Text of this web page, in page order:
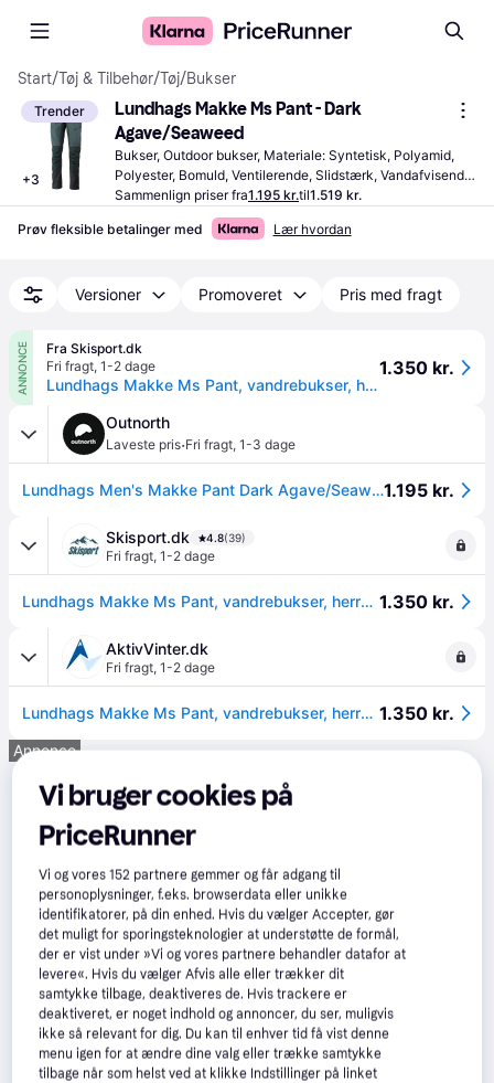
Start/Tøj & Tilbehør/Tøj/Bukser
Trender
+3
Lundhags Makke Ms Pant - Dark
Agave/Seaweed
Bukser, Outdoor bukser, Materiale: Syntetisk, Polyamid,
Polyester, Bomuld, Ventilerende, Slidstærk, Vandafvisende,
Vindtæt, Lommer, Forstærkning, Justerbare
skulderstropper, Stretch
Sammenlign priser fra1.195 kr.til1.519 kr.
Prøv fleksible betalinger med Lær hvordan
Versioner Promoveret Pris med fragt
ANNONCE
Fra Skisport.dk
Fri fragt, 1-2 dage
Lundhags Makke Ms Pant, vandrebukser, herre, grøn
1.350 kr.
Outnorth
Laveste pris·Fri fragt, 1-3 dage
Lundhags Men's Makke Pant Dark Agave/Seaweed, 46 Regular1.195 kr.
Skisport.dk 4.8(39)
Fri fragt, 1-2 dage
Lundhags Makke Ms Pant, vandrebukser, herre, grøn 1.350 kr.
AktivVinter.dk
Fri fragt, 1-2 dage
Lundhags Makke Ms Pant, vandrebukser, herre, grøn 1.350 kr.
Annonce
Vi bruger cookies på
PriceRunner
Vi og vores152 partnere gemmer og får adgang til
personoplysninger, f.eks. browserdata eller unikke
identifikatorer, på din enhed. Hvis du vælger Accepter, gør
det muligt for sporingsteknologier at understøtte de formål,
der er vist under »Vi og vores partnere behandler datafor at
levere«. Hvis du vælger Afvis alle eller trækker dit
samtykke tilbage, deaktiveres de. Hvis trackere er
deaktiveret, er noget indhold og annoncer, du ser, muligvis
ikke så relevant for dig. Du kan til enhver tid få vist denne
menu igen for at ændre dine valg eller trække samtykke
tilbage når som helst ved at klikke Indstillinger på linket